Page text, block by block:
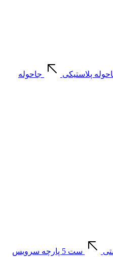
پلاستیکی جاحوله
ست 5 پارچه سرویس